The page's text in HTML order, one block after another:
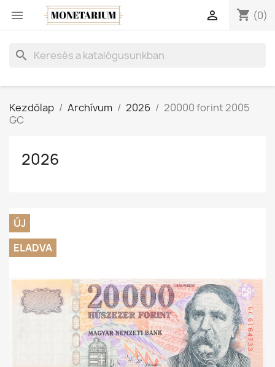
 shopping_cart (0)

search
Kezdőlap Archívum 2026
20000 forint 2005
GC
2026
ÚJ
ELADVA